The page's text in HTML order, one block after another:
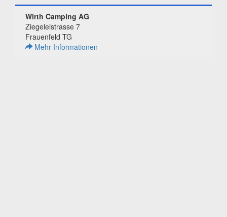
Wirth Camping AG
Ziegeleistrasse 7
Frauenfeld TG
Mehr Informationen